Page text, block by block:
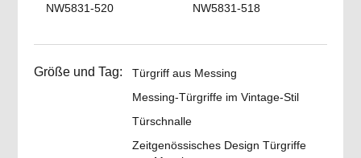
NW5831-520
NW5831-518
Größe und Tag:
Türgriff aus Messing
Messing-Türgriffe im Vintage-Stil
Türschnalle
Zeitgenössisches Design Türgriffe